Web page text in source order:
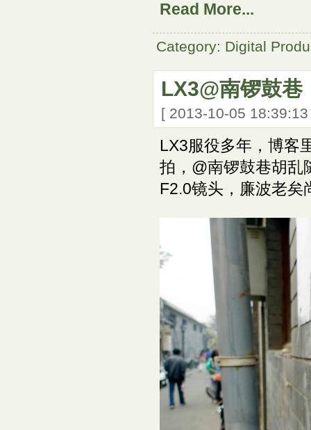
Read More...
Category: Digital
LX3@南锣鼓巷
[ 2013-10-05
LX3服役多年，博客
拍，@南锣鼓巷胡乱
F2.0镜头，廉波老矣